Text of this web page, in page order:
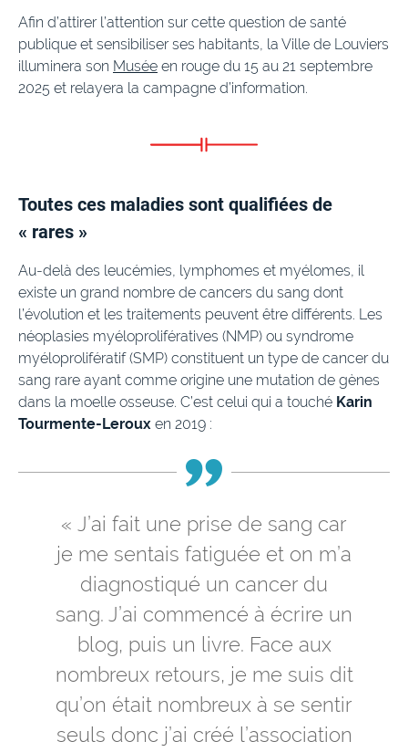
Afin d’attirer l’attention sur cette question de santé
publique et sensibiliser ses habitants, la Ville de Louviers
illuminera son Musée en rouge du 15 au 21 septembre
2025 et relayera la campagne d’information.
Toutes ces maladies sont qualifiées de
« rares »
Au-delà des leucémies, lymphomes et myélomes, il
existe un grand nombre de cancers du sang dont
l’évolution et les traitements peuvent être différents. Les
néoplasies myéloprolifératives (NMP) ou syndrome
myéloprolifératif (SMP) constituent un type de cancer du
sang rare ayant comme origine une mutation de gènes
dans la moelle osseuse. C’est celui qui a touché Karin
Tourmente-Leroux en 2019 :
« J’ai fait une prise de sang car
je me sentais fatiguée et on m’a
diagnostiqué un cancer du
sang. J’ai commencé à écrire un
blog, puis un livre. Face aux
nombreux retours, je me suis dit
qu’on était nombreux à se sentir
seuls donc j’ai créé l’association